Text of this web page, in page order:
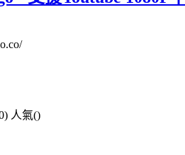
人氣()